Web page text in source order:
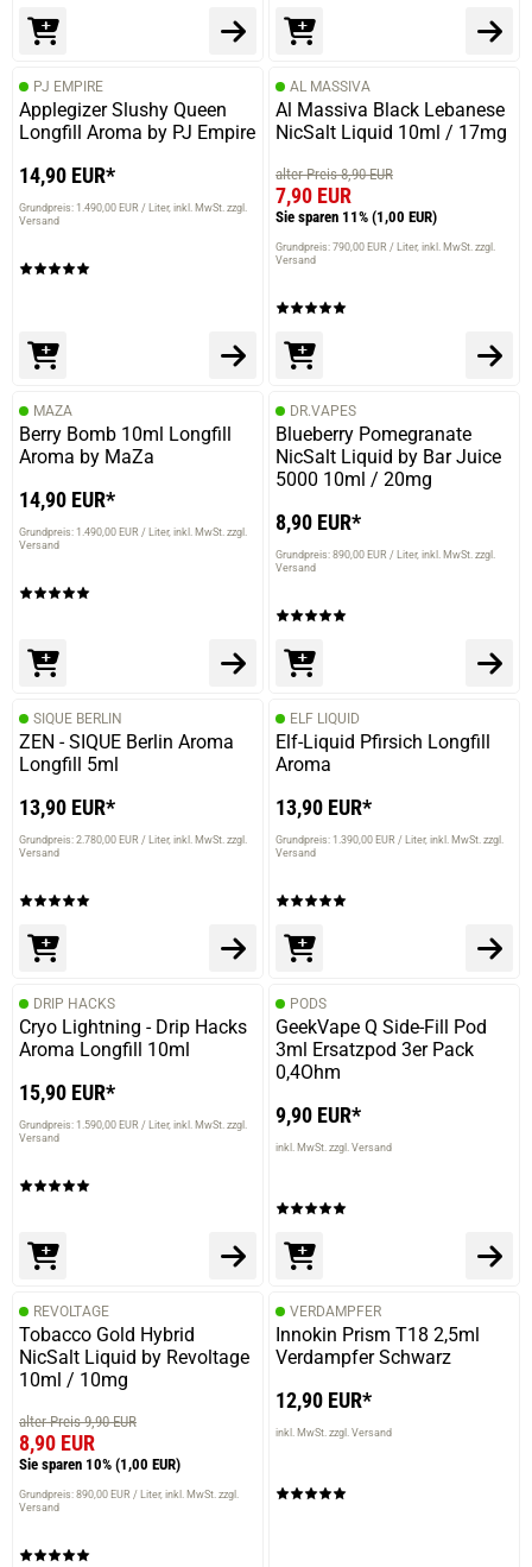
prev
PJ EMPIRE
Applegizer Slushy Queen
Longfill Aroma by PJ Empire
14,90 EUR*
Grundpreis: 1.490,00 EUR / Liter inkl. MwSt. zzgl.
Versand
AL MASSIVA
Al Massiva Black Lebanese
NicSalt Liquid 10ml / 17mg
alter Preis 8,90 EUR
7,90 EUR
Sie sparen 11% (1,00 EUR)
Grundpreis: 790,00 EUR / Liter inkl. MwSt. zzgl.
Versand
MAZA
Berry Bomb 10ml Longfill
Aroma by MaZa
14,90 EUR*
Grundpreis: 1.490,00 EUR / Liter inkl. MwSt. zzgl.
Versand
DR.VAPES
Blueberry Pomegranate
NicSalt Liquid by Bar Juice
5000 10ml / 20mg
8,90 EUR*
Grundpreis: 890,00 EUR / Liter inkl. MwSt. zzgl.
Versand
SIQUE BERLIN
ZEN - SIQUE Berlin Aroma
Longfill 5ml
13,90 EUR*
Grundpreis: 2.780,00 EUR / Liter inkl. MwSt. zzgl.
Versand
ELF LIQUID
Elf-Liquid Pfirsich Longfill
Aroma
13,90 EUR*
Grundpreis: 1.390,00 EUR / Liter inkl. MwSt. zzgl.
Versand
DRIP HACKS
Cryo Lightning - Drip Hacks
Aroma Longfill 10ml
15,90 EUR*
Grundpreis: 1.590,00 EUR / Liter inkl. MwSt. zzgl.
Versand
PODS
GeekVape Q Side-Fill Pod
3ml Ersatzpod 3er Pack
0,4Ohm
9,90 EUR*
inkl. MwSt. zzgl. Versand
REVOLTAGE
Tobacco Gold Hybrid
NicSalt Liquid by Revoltage
10ml / 10mg
alter Preis 9,90 EUR
8,90 EUR
Sie sparen 10% (1,00 EUR)
Grundpreis: 890,00 EUR / Liter inkl. MwSt. zzgl.
Versand
VERDAMPFER
Innokin Prism T18 2,5ml
Verdampfer Schwarz
12,90 EUR*
inkl. MwSt. zzgl. Versand